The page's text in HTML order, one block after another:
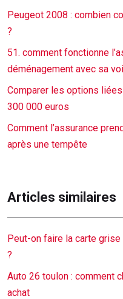
Peugeot 2008 : combien
?
51. comment fonctionne
déménagement avec sa
Comparer les options
300 000 euros
Comment l’assurance
après une tempête
Articles similaires
Peut-on faire la carte
?
Auto 26 toulon : comment
achat